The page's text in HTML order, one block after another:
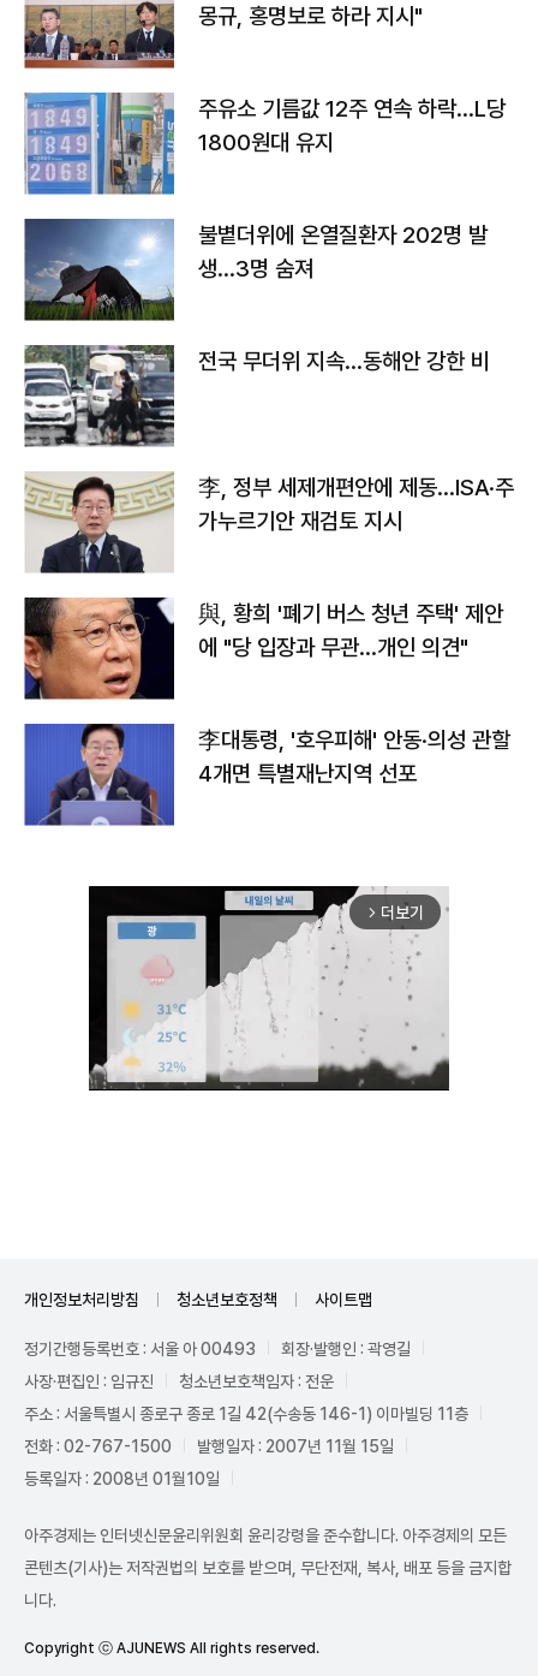
몽규, 홍명보로 하라 지시"
주유소 기름값 12주 연속 하락…L당
1800원대 유지
불볕더위에 온열질환자 202명 발
생…3명 숨져
전국 무더위 지속…동해안 강한 비
李, 정부 세제개편안에 제동…ISA·주
가누르기안 재검토 지시
與, 황희 '폐기 버스 청년 주택' 제안
에 "당 입장과 무관…개인 의견"
李대통령, '호우피해' 안동·의성 관할
4개면 특별재난지역 선포
arrow_forward_ios 더보기
개인정보처리방침 청소년보호정책 사이트맵
정기간행등록번호 : 서울 아 00493
회장·발행인 : 곽영길
사장·편집인 : 임규진
청소년보호책임자 : 전운
주소 : 서울특별시 종로구 종로 1길 42(수송동 146-1) 이마빌딩 11층
전화 : 02-767-1500
발행일자 : 2007년 11월 15일
등록일자 : 2008년 01월10일
아주경제는 인터넷신문윤리위원회 윤리강령을 준수합니다. 아주경제의 모든
콘텐츠(기사)는 저작권법의 보호를 받으며, 무단전재, 복사, 배포 등을 금지합
니다.
Copyright ⓒ AJUNEWS All rights reserved.